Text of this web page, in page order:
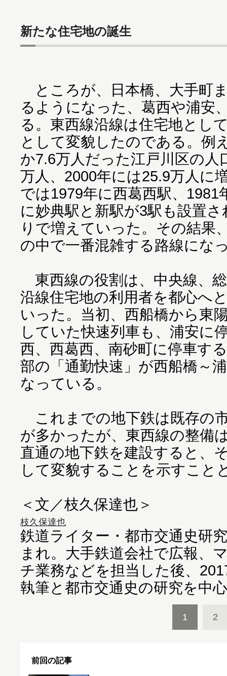
新たな住宅地の誕生
ところが、日本橋、大手町
るようになった、葛西や浦安
る。東西線沿線は住宅地とし
として変貌したのである。例
か7.6万人だった江戸川区の人
万人、2000年には25.9万人に
では1979年に西葛西駅、1981
に妙典駅と新駅が3駅も設置
りで増えていった。その結果
の中で一番混雑する路線にな
東西線の役割は、中央線、
沿線住宅地の利用者を都心へ
いった。当初、西船橋から東
していた快速列車も、浦安に
西、西葛西、南砂町に停車す
部の「通勤快速」が西船橋～
なっている。
これまでの地下鉄は既存の
が多かったが、東西線の整備
直通の地下鉄を建設すると、
して変貌することを示すこと
＜文／枝久保達也＞
枝久保達也
鉄道ライター・都市交通史研
まれ。大手鉄道会社で広報、
チ業務などを担当した後、
執筆と都市交通史の研究を中
1 2
前回の記事